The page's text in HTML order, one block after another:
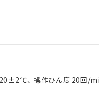
20±2℃、操作ひん度 20回/
えご利用ください。
非含有に対応した製品が提
含有に対応した製品に切り
の非含有に非対応の商品で
害物質有無と関係のない商
いたものが、含有品と判